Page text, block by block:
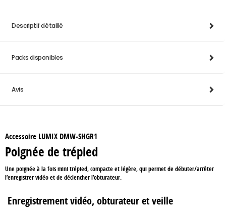
Descriptif détaillé
Packs disponibles
Avis
Accessoire LUMIX DMW-SHGR1
Poignée de trépied
Une poignée à la fois mini trépied, compacte et légère, qui permet de débuter/arrêter
l’enregistrer vidéo et de déclencher l’obturateur.
Enregistrement vidéo, obturateur et veille